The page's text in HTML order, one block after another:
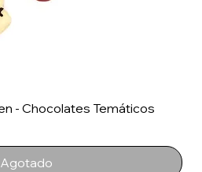
- Chocolates Temáticos
Agotado